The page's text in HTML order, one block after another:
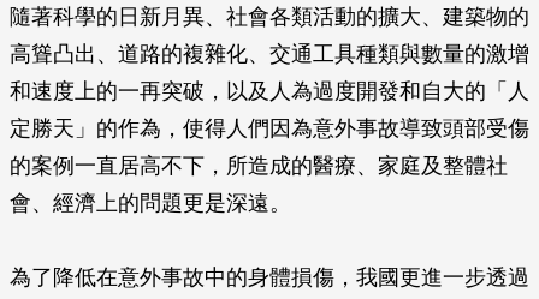
隨著科學的日新月異、社會各類活動的擴大、建築物的
高聳凸出、道路的複雜化、交通工具種類與數量的激增
和速度上的一再突破，以及人為過度開發和自大的「人
定勝天」的作為，使得人們因為意外事故導致頭部受傷
的案例一直居高不下，所造成的醫療、家庭及整體社
會、經濟上的問題更是深遠。
為了降低在意外事故中的身體損傷，我國更進一步透過